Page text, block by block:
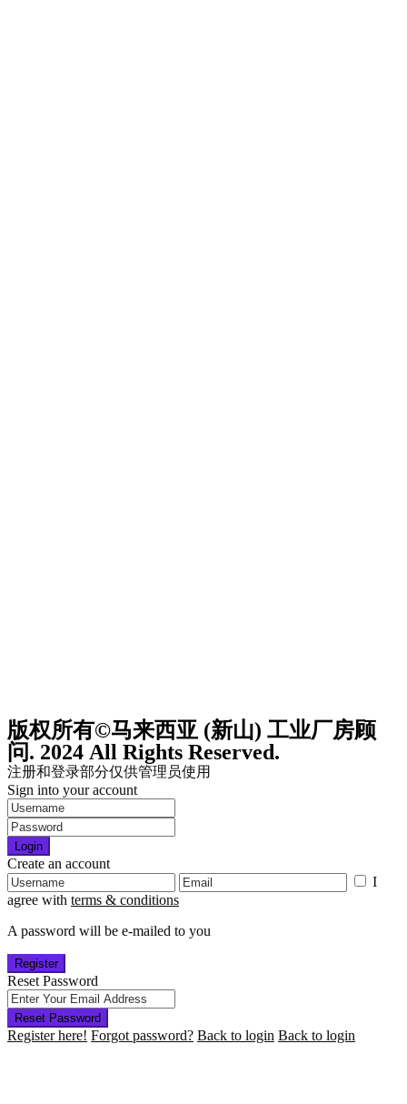
版权所有©马来西亚 (新山) 工业厂房顾
问. 2024 All Rights Reserved.
注册和登录部分仅供管理员使用
Sign into your account
Login
Create an account
I
agree with terms & conditions
A password will be e-mailed to you
Register
Reset Password
Reset Password
Register here! Forgot password? Back to login Back to login